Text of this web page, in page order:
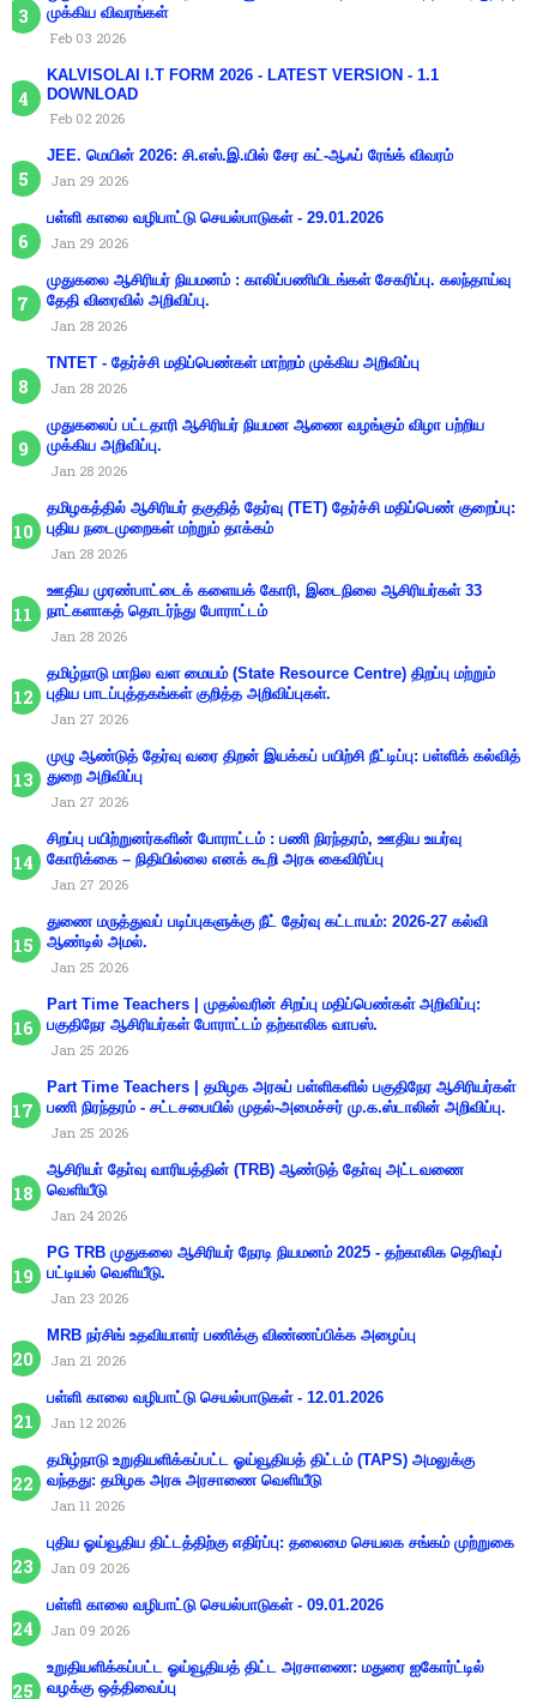
முக்கிய விவரங்கள்
Feb 03 2026
KALVISOLAI I.T FORM 2026 - LATEST VERSION - 1.1
DOWNLOAD
Feb 02 2026
JEE. மெயின் 2026: சி.எஸ்.இ.யில் சேர கட்-ஆஃப் ரேங்க் விவரம்
Jan 29 2026
பள்ளி காலை வழிபாட்டு செயல்பாடுகள் - 29.01.2026
Jan 29 2026
முதுகலை ஆசிரியர் நியமனம் : காலிப்பணியிடங்கள் சேகரிப்பு. கலந்தாய்வு
தேதி விரைவில் அறிவிப்பு.
Jan 28 2026
TNTET - தேர்ச்சி மதிப்பெண்கள் மாற்றம் முக்கிய அறிவிப்பு
Jan 28 2026
முதுகலைப் பட்டதாரி ஆசிரியர் நியமன ஆணை வழங்கும் விழா பற்றிய
முக்கிய அறிவிப்பு.
Jan 28 2026
தமிழகத்தில் ஆசிரியர் தகுதித் தேர்வு (TET) தேர்ச்சி மதிப்பெண் குறைப்பு:
புதிய நடைமுறைகள் மற்றும் தாக்கம்
Jan 28 2026
ஊதிய முரண்பாட்டைக் களையக் கோரி, இடைநிலை ஆசிரியர்கள் 33
நாட்களாகத் தொடர்ந்து போராட்டம்
Jan 28 2026
தமிழ்நாடு மாநில வள மையம் (State Resource Centre) திறப்பு மற்றும்
புதிய பாடப்புத்தகங்கள் குறித்த அறிவிப்புகள்.
Jan 27 2026
முழு ஆண்டுத் தேர்வு வரை திறன் இயக்கப் பயிற்சி நீட்டிப்பு: பள்ளிக் கல்வித்
துறை அறிவிப்பு
Jan 27 2026
சிறப்பு பயிற்றுனர்களின் போராட்டம் : பணி நிரந்தரம், ஊதிய உயர்வு
கோரிக்கை – நிதியில்லை எனக் கூறி அரசு கைவிரிப்பு
Jan 27 2026
துணை மருத்துவப் படிப்புகளுக்கு நீட் தேர்வு கட்டாயம்: 2026-27 கல்வி
ஆண்டில் அமல்.
Jan 25 2026
Part Time Teachers | முதல்வரின் சிறப்பு மதிப்பெண்கள் அறிவிப்பு:
பகுதிநேர ஆசிரியர்கள் போராட்டம் தற்காலிக வாபஸ்.
Jan 25 2026
Part Time Teachers | தமிழக அரசுப் பள்ளிகளில் பகுதிநேர ஆசிரியர்கள்
பணி நிரந்தரம் - சட்டசபையில் முதல்-அமைச்சர் மு.க.ஸ்டாலின் அறிவிப்பு.
Jan 25 2026
ஆசிரியா் தோ்வு வாரியத்தின் (TRB) ஆண்டுத் தோ்வு அட்டவணை
வெளியீடு
Jan 24 2026
PG TRB முதுகலை ஆசிரியர் நேரடி நியமனம் 2025 - தற்காலிக தெரிவுப்
பட்டியல் வெளியீடு.
Jan 23 2026
MRB நர்சிங் உதவியாளர் பணிக்கு விண்ணப்பிக்க அழைப்பு
Jan 21 2026
பள்ளி காலை வழிபாட்டு செயல்பாடுகள் - 12.01.2026
Jan 12 2026
தமிழ்நாடு உறுதியளிக்கப்பட்ட ஓய்வூதியத் திட்டம் (TAPS) அமலுக்கு
வந்தது: தமிழக அரசு அரசாணை வெளியீடு
Jan 11 2026
புதிய ஓய்வூதிய திட்டத்திற்கு எதிர்ப்பு: தலைமை செயலக சங்கம் முற்றுகை
Jan 09 2026
பள்ளி காலை வழிபாட்டு செயல்பாடுகள் - 09.01.2026
Jan 09 2026
உறுதியளிக்கப்பட்ட ஓய்வூதியத் திட்ட அரசாணை: மதுரை ஐகோர்ட்டில்
வழக்கு ஒத்திவைப்பு